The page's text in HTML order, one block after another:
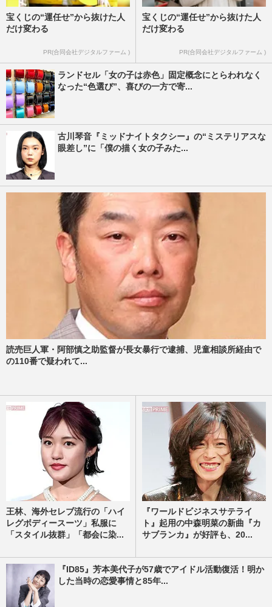
宝くじの“運任せ”から抜けた人
だけ変わる
PR(合同会社デジタルファーム )
宝くじの“運任せ”から抜けた人
だけ変わる
PR(合同会社デジタルファーム )
ランドセル「女の子は赤色」固定概念にとらわれなく
なった“色選び”、喜びの一方で寄...
古川琴音『ミッドナイトタクシー』の“ミステリアスな
眼差し”に「僕の描く女の子みた...
読売巨人軍・阿部慎之助監督が長女暴行で逮捕、児童相談所経由で
の110番で疑われて...
王林、海外セレブ流行の「ハイ
レグボディースーツ」私服に
「スタイル抜群」「都会に染...
『ワールドビジネスサテライ
ト』起用の中森明菜の新曲『カ
サブランカ』が好評も、20...
『ID85』芳本美代子が57歳でアイドル活動復活！明か
した当時の恋愛事情と85年...